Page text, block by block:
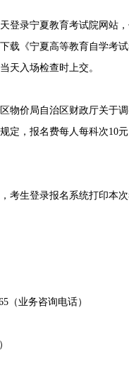
录宁夏教育考试院网站，
载《宁夏高等教育自学考
天入场检查时上交。
价局自治区财政厅关于调
定，报名费每人每科次10
生登录报名系统打印本次
业务咨询电话）